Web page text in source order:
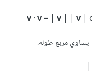
v·v= | v | | v |
يساوي مربع طوله.
‪|